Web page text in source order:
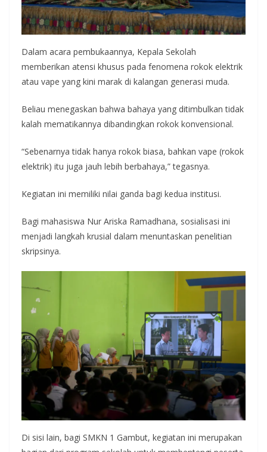
Dalam acara pembukaannya, Kepala Sekolah
memberikan atensi khusus pada fenomena rokok elektrik
atau vape yang kini marak di kalangan generasi muda.
Beliau menegaskan bahwa bahaya yang ditimbulkan tidak
kalah mematikannya dibandingkan rokok konvensional.
“Sebenarnya tidak hanya rokok biasa, bahkan vape (rokok
elektrik) itu juga jauh lebih berbahaya,” tegasnya.
Kegiatan ini memiliki nilai ganda bagi kedua institusi.
Bagi mahasiswa Nur Ariska Ramadhana, sosialisasi ini
menjadi langkah krusial dalam menuntaskan penelitian
skripsinya.
Di sisi lain, bagi SMKN 1 Gambut, kegiatan ini merupakan